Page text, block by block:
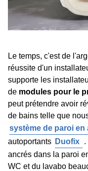
Le temps, c'est de
réussite d'un
supporte les
de modules pour le
peut prétendre avoir
de bains telle que
système de paroi en
autoportants Duofix .
ancrés dans la paroi
WC et du lavabo